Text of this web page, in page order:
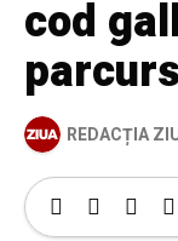
cod
REDACȚIA